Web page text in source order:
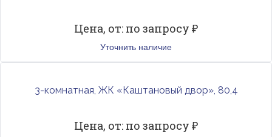
Цена, от: по запросу ₽
Уточнить наличие
3-комнатная, ЖК «Каштановый двор», 80,4
Цена, от: по запросу ₽